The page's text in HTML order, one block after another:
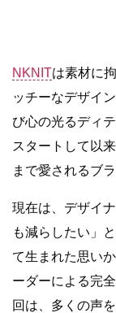
NKNITは素材に
ッチーなデザイ
び心の光るディ
スタートして以
まで愛されるブ
現在は、デザイ
も減らしたい」
て生まれた思い
ーダーによる完
回は、多くの声